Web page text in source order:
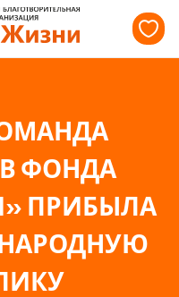
ФОНДА
ПРИБЫЛА